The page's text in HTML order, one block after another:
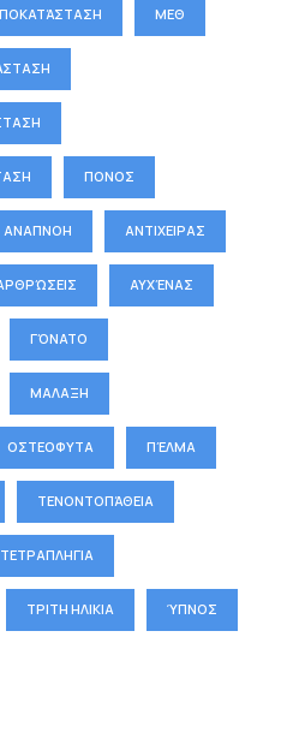
ΜΕΘ
ΠΟΝΟΣ
ΑΝΑΠΝΟΗ ΑΝΤΙΧΕΙΡΑΣ
ΑΥΧΈΝΑΣ
ΓΌΝΑΤΟ
ΜΑΛΑΞΗ
ΟΣΤΕΟΦΥΤΑ ΠΈΛΜΑ
ΤΕΝΟΝΤΟΠΆΘΕΙΑ
ΤΕΤΡΑΠΛΗΓΙΑ
ΤΡΙΤΗ ΗΛΙΚΙΑ ΎΠΝΟΣ